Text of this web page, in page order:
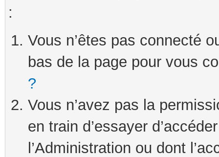
:
Vous n’êtes pas connecté
bas de la page pour vous
?
Vous n’avez pas la
en train d’essayer
l’Administration ou dont